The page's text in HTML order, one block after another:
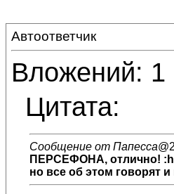
Автоответчик
Вложений: 1
Цитата:
Сообщение от Папесса
ПЕРСЕФОНА, отлично!
но все об этом говорят